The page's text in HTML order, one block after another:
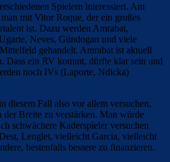
Spielern interessiert. Am
mit Vitor Roque, der ein großes
ist. Dazu werden Amrabat,
Neves, Gündogan und viele
gehandelt. Amrabat ist aktuell
Dass ein RV kommt, dürfte klar sein und
noch IVs (Laporte, Ndicka)
diesem Fall also vor allem versuchen,
der Breite zu verstärken. Man würde
schwächere Kaderspieler versuchen
Lenglet, vielleicht Garcia, vielleicht
bestenfalls bessere zu finanzieren.